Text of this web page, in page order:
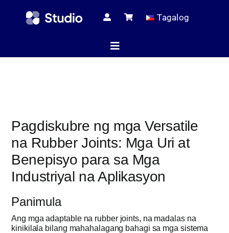
Tagalog
Toggle
Teknikal na
Pagdiskubre ng mga Versatile
na Rubber Joints: Mga Uri at
Benepisyo para sa Mga
Industriyal na Aplikasyon
Panimula
Ang mga adaptable na rubber joints, na madalas na
kinikilala bilang mahahalagang bahagi sa mga sistema